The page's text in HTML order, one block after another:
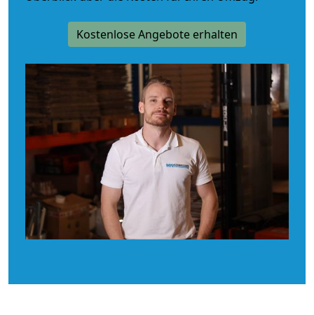
Kostenlose Angebote erhalten